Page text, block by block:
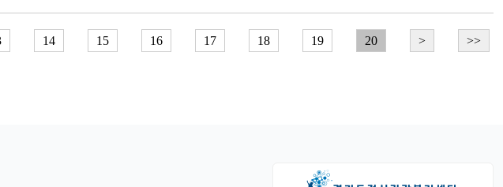
14 15 16 17 18 19 20 > >>